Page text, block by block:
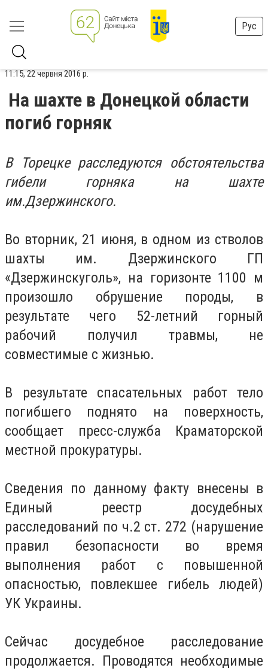
Рус
11:15, 22 червня 2016 р.
На шахте в Донецкой области
погиб горняк
В Торецке расследуются обстоятельства
гибели горняка на шахте
им.Дзержинского.
Во вторник, 21 июня, в одном из стволов
шахты им. Дзержинского ГП
«Дзержинскуголь», на горизонте 1100 м
произошло обрушение породы, в
результате чего 52-летний горный
рабочий получил травмы, не
совместимые с жизнью.
В результате спасательных работ тело
погибшего поднято на поверхность,
сообщает пресс-служба Краматорской
местной прокуратуры.
Сведения по данному факту внесены в
Единый реестр досудебных
расследований по ч.2 ст. 272 (нарушение
правил безопасности во время
выполнения работ с повышенной
опасностью, повлекшее гибель людей)
УК Украины.
Сейчас досудебное расследование
продолжается. Проводятся необходимые